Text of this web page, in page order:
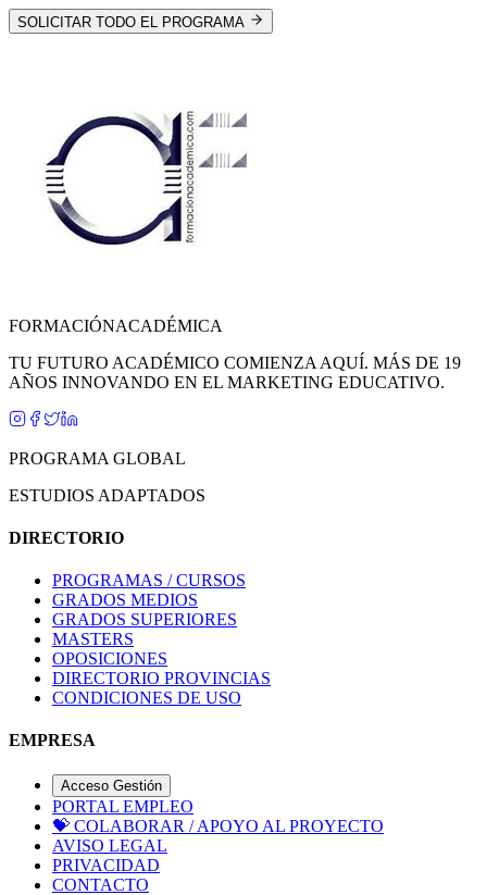
SOLICITAR TODO EL PROGRAMA
FORMACIÓNACADÉMICA
TU FUTURO ACADÉMICO COMIENZA AQUÍ. MÁS DE 19
AÑOS INNOVANDO EN EL MARKETING EDUCATIVO.
PROGRAMA GLOBAL
ESTUDIOS ADAPTADOS
DIRECTORIO
PROGRAMAS / CURSOS
GRADOS MEDIOS
GRADOS SUPERIORES
MASTERS
OPOSICIONES
DIRECTORIO PROVINCIAS
CONDICIONES DE USO
EMPRESA
Acceso Gestión
PORTAL EMPLEO
💝 COLABORAR / APOYO AL PROYECTO
AVISO LEGAL
PRIVACIDAD
CONTACTO